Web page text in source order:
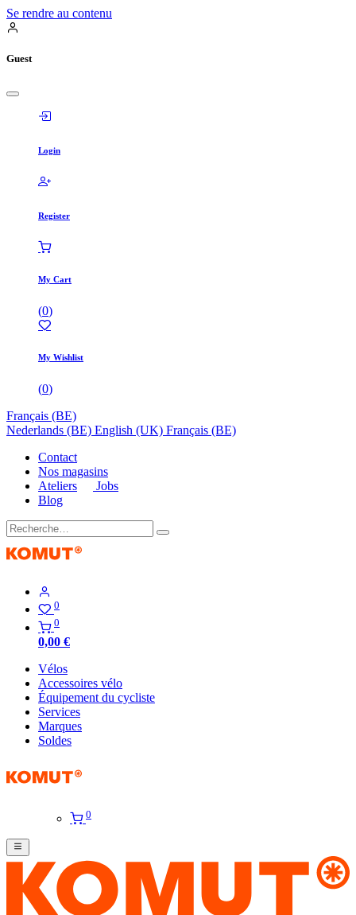
Se rendre au contenu
Guest
Login
Register
My Cart
(0)
My Wishlist
(0)
Français (BE)
Nederlands (BE) English (UK) Français (BE)
Contact
Nos magasins
Ateliers
Jobs
Blog
0
0
0,00 €
Vélos
Accessoires vélo
Équipement du cycliste
Services
Marques
Soldes
0